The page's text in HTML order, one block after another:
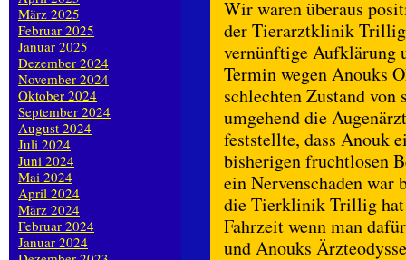
Wir waren überaus
der Tierarztklinik Trillig
vernünftige Aufklärung
Termin wegen Anouks
schlechten Zustand
umgehend die
feststellte, dass Anouk
bisherigen fruchtlosen
ein Nervenschaden
die Tierklinik Trillig hat
Fahrzeit wenn man
und Anouks
März 2025
Februar 2025
Januar 2025
Dezember 2024
November 2024
Oktober 2024
September 2024
August 2024
Juli 2024
Juni 2024
Mai 2024
April 2024
März 2024
Februar 2024
Januar 2024